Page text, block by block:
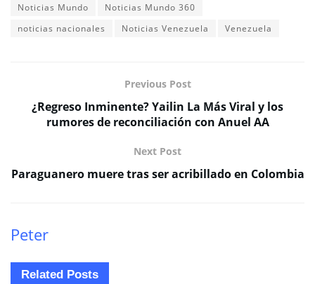
Noticias Mundo
Noticias Mundo 360
noticias nacionales
Noticias Venezuela Venezuela
Previous Post
¿Regreso Inminente? Yailin La Más Viral y los
rumores de reconciliación con Anuel AA
Next Post
Paraguanero muere tras ser acribillado en Colombia
Peter
Related Posts